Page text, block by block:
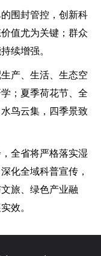
围封管控，创新科
值尤为关键；群众
续增强。
产、生活、生态空
；夏季荷花节、全
鸟云集，四季景致
全省将严格落实湿
化全域科普宣传，
旅、绿色产业融
效。